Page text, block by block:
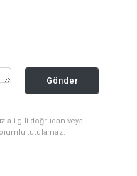
Gönder
ilgili doğrudan veya
tutulamaz.